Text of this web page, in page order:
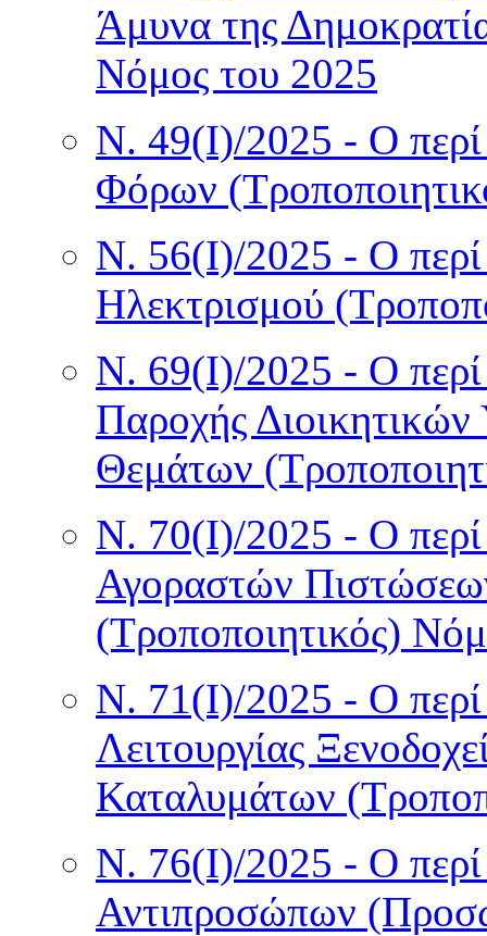
Άμυνα της
Νόμος του 2025
Ν. 49(I)/2025 - Ο περί
Φόρων
Ν. 56(I)/2025 - Ο περί
Ηλεκτρισμού
Ν. 69(I)/2025 - Ο περί
Παροχής
Θεμάτων
Ν. 70(I)/2025 - Ο περί
Αγοραστών
(Τροποποιητικός)
Ν. 71(I)/2025 - Ο περί
Λειτουργίας
Καταλυμάτων
Ν. 76(I)/2025 - Ο
Αντιπροσώπων